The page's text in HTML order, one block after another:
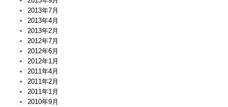
2013年7月
2013年4月
2013年2月
2012年7月
2012年6月
2012年1月
2011年4月
2011年2月
2011年1月
2010年9月